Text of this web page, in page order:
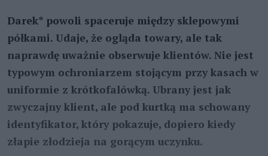
Darek* powoli spaceruje między sklepowymi
półkami. Udaje, że ogląda towary, ale tak
naprawdę uważnie obserwuje klientów. Nie jest
typowym ochroniarzem stojącym przy kasach w
uniformie z krótkofalówką. Ubrany jest jak
zwyczajny klient, ale pod kurtką ma schowany
identyfikator, który pokazuje, dopiero kiedy
złapie złodzieja na gorącym uczynku.